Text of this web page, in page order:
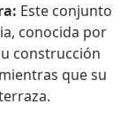
Este conjunto
conocida por
construcción
que su